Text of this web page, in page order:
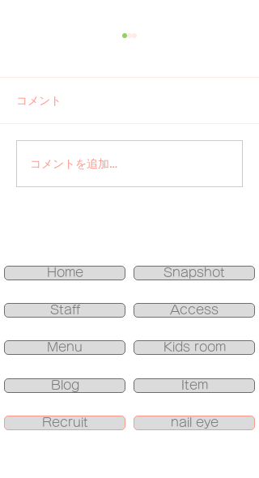
コメント
コメントを追加…
Home
Staff
Menu
Blog
Recruit
Snapshot
Access
Kids room
Item
nail eye